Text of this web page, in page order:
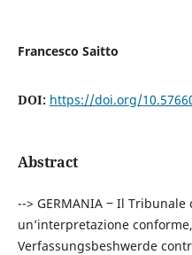
Francesco Saitto
DOI: https://doi.org/
Abstract
--> GERMANIA ‒ Il
un’interpretazione
Verfassungsbeshwerde